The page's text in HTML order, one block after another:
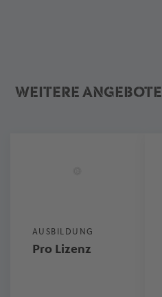
WEITERE ANGEBOTE
AUSBILDUNG
Pro Lizenz